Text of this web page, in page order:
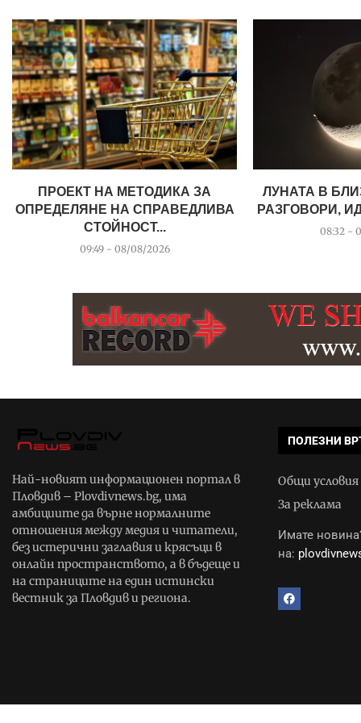
ПРОЕКТ НА МЕТОДИКА ЗА
ОПРЕДЕЛЯНЕ НА СПРАВЕДЛИВА
СТОЙНОСТ...
09:49 - 08/08/2026
ЛУНАТА В
РАЗГОВОРИ,
08:32 -
Най-новият информационен портал в
Пловдив – Plovdivnews.bg, има
амбициите да върне нормалните
отношения между медия и читатели,
без истерични заглавия и крясъци в
онлайн пространството, а в бъдеще и
на страниците на един истински
вестник за Пловдив и региона.
ПОЛЕЗНИ
Общи условия
За реклама
Имате
на: